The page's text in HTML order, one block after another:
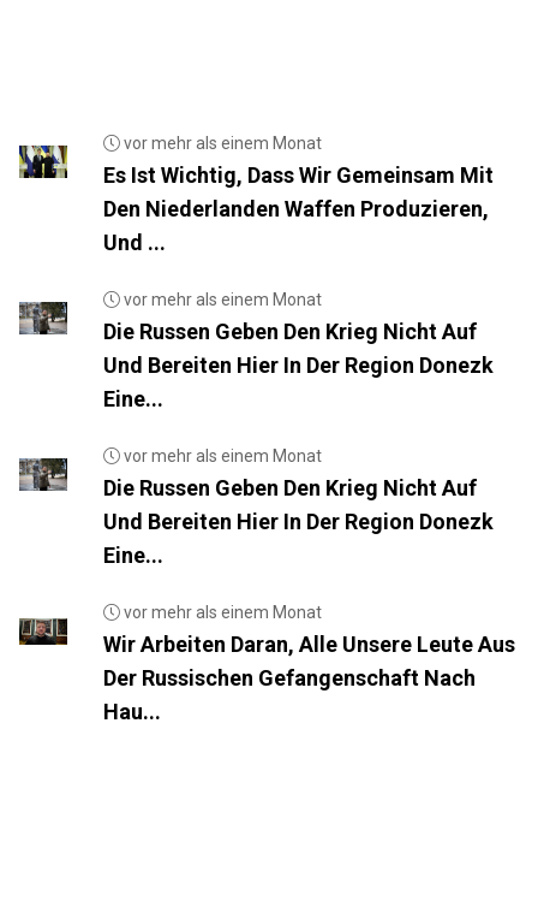
vor mehr als einem Monat
Es Ist Wichtig, Dass Wir Gemeinsam Mit
Den Niederlanden Waffen Produzieren,
Und ...
vor mehr als einem Monat
Die Russen Geben Den Krieg Nicht Auf
Und Bereiten Hier In Der Region Donezk
Eine...
vor mehr als einem Monat
Die Russen Geben Den Krieg Nicht Auf
Und Bereiten Hier In Der Region Donezk
Eine...
vor mehr als einem Monat
Wir Arbeiten Daran, Alle Unsere Leute Aus
Der Russischen Gefangenschaft Nach
Hau...